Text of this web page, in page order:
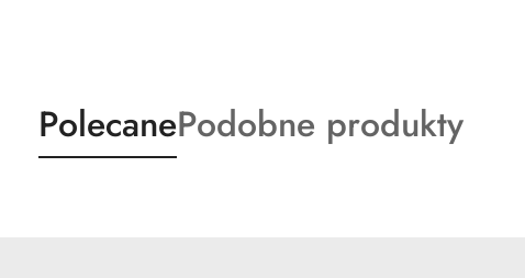
Produkty
o
PolecaneProdukty
o
Podobne produkty